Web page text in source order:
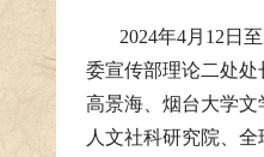
2024年4月12日
委宣传部理论二处
高景海、烟台大学
人文社科研究院、